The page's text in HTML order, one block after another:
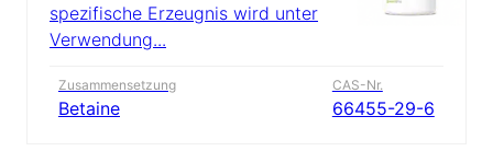
spezifische Erzeugnis wird unter
Verwendung...
Zusammensetzung
Betaine
CAS-Nr.
66455-29-6